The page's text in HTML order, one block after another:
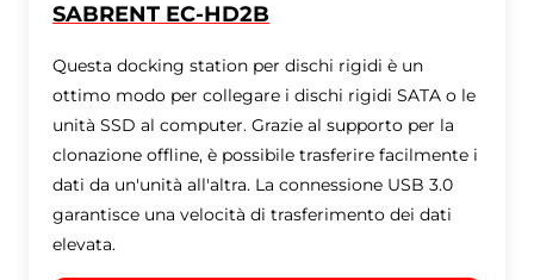
SABRENT EC-HD2B
Questa docking station per dischi rigidi è un
ottimo modo per collegare i dischi rigidi SATA o le
unità SSD al computer. Grazie al supporto per la
clonazione offline, è possibile trasferire facilmente i
dati da un'unità all'altra. La connessione USB 3.0
garantisce una velocità di trasferimento dei dati
elevata.